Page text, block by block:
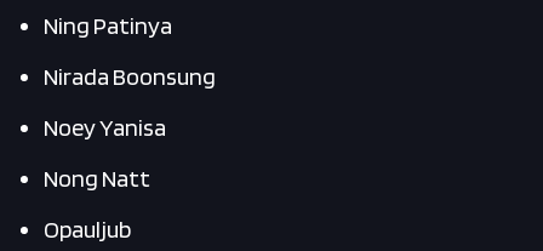
Ning Patinya
Nirada Boonsung
Noey Yanisa
Nong Natt
Opauljub